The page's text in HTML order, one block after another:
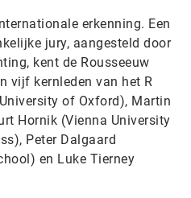
erkenning. Een
jury, aangesteld door
kent de Rousseeuw
vijf kernleden van het R
of Oxford), Martin
Hornik (Vienna University
Peter Dalgaard
en Luke Tierney